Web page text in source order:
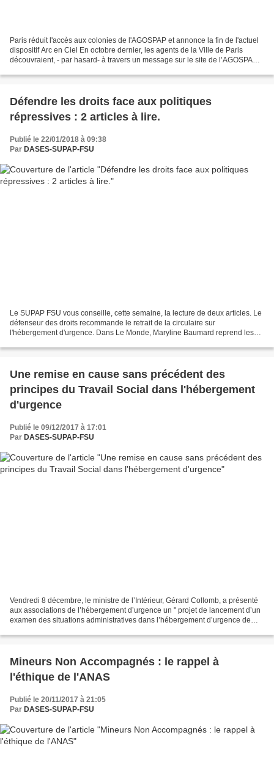
Paris réduit l'accès aux colonies de l'AGOSPAP et annonce la fin de l'actuel
dispositif Arc en Ciel En octobre dernier, les agents de la Ville de Paris
découvraient, - par hasard- à travers un message sur le site de l’AGOSPAP
Défendre les droits face aux politiques
répressives : 2 articles à lire.
Publié le 22/01/2018 à 09:38
Par DASES-SUPAP-FSU
Le SUPAP FSU vous conseille, cette semaine, la lecture de deux articles. Le
défenseur des droits recommande le retrait de la circulaire sur
l'hébergement d'urgence. Dans Le Monde, Maryline Baumard reprend les
Une remise en cause sans précédent des
principes du Travail Social dans l'hébergement
d'urgence
Publié le 09/12/2017 à 17:01
Par DASES-SUPAP-FSU
Vendredi 8 décembre, le ministre de l’Intérieur, Gérard Collomb, a présenté
aux associations de l’hébergement d’urgence un " projet de lancement d’un
examen des situations administratives dans l’hébergement d’urgence de
Mineurs Non Accompagnés : le rappel à
l'éthique de l'ANAS
Publié le 20/11/2017 à 21:05
Par DASES-SUPAP-FSU